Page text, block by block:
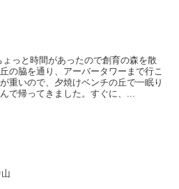
っと時間があったので創育の森を散
の脇を通り、アーバータワーまで行こ
重いので、夕焼けベンチの丘で一眠り
で帰ってきました。すぐに、...